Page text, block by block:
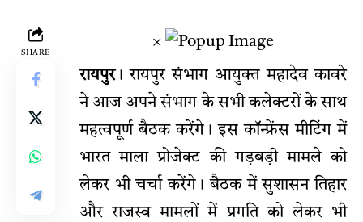
SHARE
×
रायपुर। रायपुर संभाग आयुक्त महादेव कावरे
ने आज अपने संभाग के सभी कलेक्टरों के साथ
महत्वपूर्ण बैठक करेंगे। इस कॉन्फ्रेंस मीटिंग में
भारत माला प्रोजेक्ट की गड़बड़ी मामले को
लेकर भी चर्चा करेंगे। बैठक में सुशासन तिहार
और राजस्व मामलों में प्रगति को लेकर भी